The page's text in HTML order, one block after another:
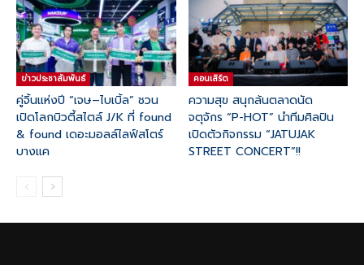
ข่าวประชาสัมพันธ์
คู่จิ้นแห่งปี “เจษ–ไบเบิ้ล” ชวน
เปิดโลกบิวตี้สไตล์ J/K ที่ found
& found เดอะมอลล์ไลฟ์สโตร์
บางแค
คอนเสิร์ต
ความสุข สนุกล้นตลาดนัด
จตุจักร “P-HOT” นำทีมศิลปิน
เปิดตัวกิจกรรม “JATUJAK
STREET CONCERT”!!